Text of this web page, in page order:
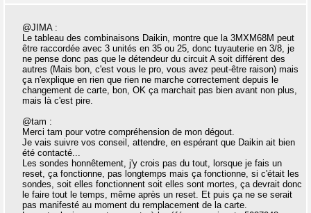
@JIMA :
Le tableau des combinaisons Daikin, montre que la 3MXM68M peut
être raccordée avec 3 unités en 35 ou 25, donc tuyauterie en 3/8, je
ne pense donc pas que le détendeur du circuit A soit différent des
autres (Mais bon, c'est vous le pro, vous avez peut-être raison) mais
ça n'explique en rien que rien ne marche correctement depuis le
changement de carte, bon, OK ça marchait pas bien avant non plus,
mais là c'est pire.
@tam :
Merci tam pour votre compréhension de mon dégout.
Je vais suivre vos conseil, attendre, en espérant que Daikin ait bien
été contacté...
Les sondes honnêtement, j'y crois pas du tout, lorsque je fais un
reset, ça fonctionne, pas longtemps mais ça fonctionne, si c'était les
sondes, soit elles fonctionnent soit elles sont mortes, ça devrait donc
le faire tout le temps, même après un reset. Et puis ça ne se serait
pas manifesté au moment du remplacement de la carte.